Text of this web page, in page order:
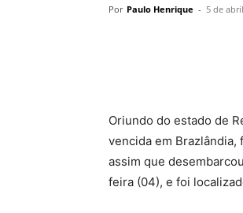
Por Paulo Henrique - 5 de
Oriundo do estado de
vencida em
assim que
feira (04), e foi